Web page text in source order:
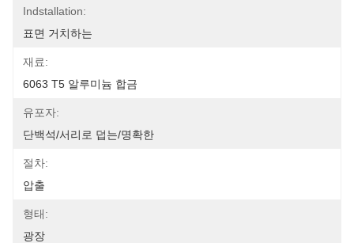
Indstallation:
표면 거치하는
재료:
6063 T5 알루미늄 합금
유포자:
단백석/서리로 덥는/명확한
절차:
압출
형태:
광장